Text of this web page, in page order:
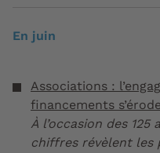
En juin
Associations :
financements
À l’occasion des 125
chiffres révèlent les